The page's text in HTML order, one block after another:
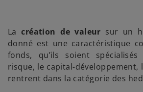
Lacréation de valeur sur un
donné est une caractéristique
fonds, qu’ils soient
risque, le capital-développement,
rentrent dans la catégorie des